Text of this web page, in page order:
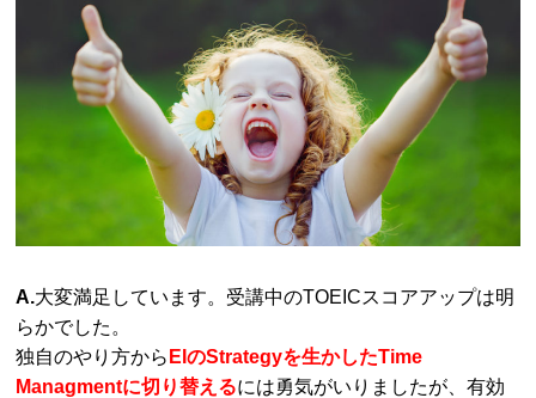
A.大変満足しています。受講中のTOEICスコアアップは明
らかでした。
独自のやり方からEIのStrategyを生かしたTime
Managmentに切り替えるには勇気がいりましたが、有効